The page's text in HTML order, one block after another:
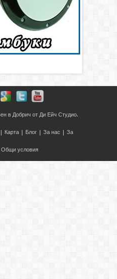
в Добрич от Ди Ейч Студио.
Карта Блог За нас За
Общи условия